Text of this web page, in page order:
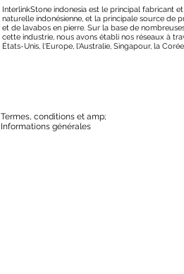
InterlinkStone indonesia est le principal fabricant
naturelle indonésienne, et la principale source de
et de lavabos en pierre. Sur la base de
cette industrie, nous avons établi nos réseaux à
États-Unis, l'Europe, l'Australie, Singapour, la
Termes, conditions et amp;
Informations générales